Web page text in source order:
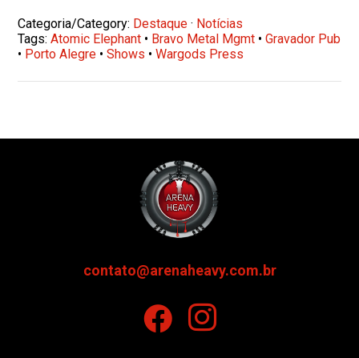
Categoria/Category: Destaque · Notícias
Tags:Atomic Elephant • Bravo Metal Mgmt •Gravador Pub
• Porto Alegre •Shows •Wargods Press
contato@arenaheavy.com.br